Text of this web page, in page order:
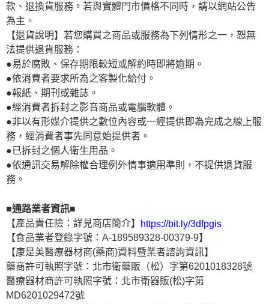
款、退換貨服務。若與實體門市價格不同時，請以網站公告
為主。
【退貨說明】若您購買之商品或服務為下列情形之一，恕無
法提供退貨服務：
●易於腐敗、保存期限較短或解約時即將逾期。
●依消費者要求所為之客製化給付。
●報紙、期刊或雜誌。
●經消費者拆封之影音商品或電腦軟體。
●非以有形媒介提供之數位內容或一經提供即為完成之線上服
務，經消費者事先同意始提供者。
●已拆封之個人衛生用品。
●依通訊交易解除權合理例外情事適用準則，不提供退貨服
務。
■通路業者資訊■
【產品責任險：詳見商店簡介】 https://bit.ly/3dfpgis
【食品業者登錄字號：A-189589328-00379-9】
【康是美醫療器材商(藥商)資料暨業者諮詢資訊】
藥商許可執照字號：北市衛藥販（松）字第6201018328號
醫療器材商許可執照字號：北市衛器販(松)字第
MD6201029472號